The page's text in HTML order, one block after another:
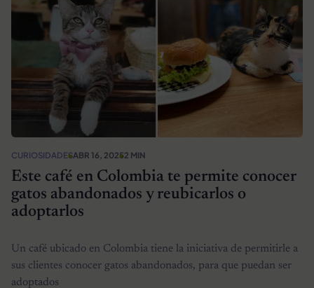
CURIOSIDADESABR 16, 20252 MIN
Este café en Colombia te permite conocer
gatos abandonados y reubicarlos o
adoptarlos
Un café ubicado en Colombia tiene la iniciativa de permitirle a
sus clientes conocer gatos abandonados, para que puedan ser
adoptados